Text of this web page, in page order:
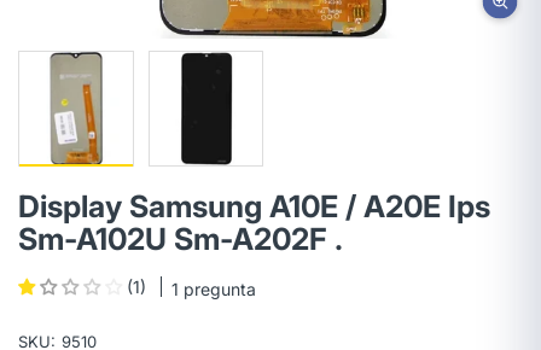
Display Samsung A10E / A20E Ips
Sm-A102U Sm-A202F .
(1) 1 pregunta
SKU: 9510